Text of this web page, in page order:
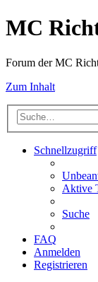
MC
Forum der MC
Zum Inhalt
Schnellzugriff
Aktive
Suche
FAQ
Anmelden
Registrieren